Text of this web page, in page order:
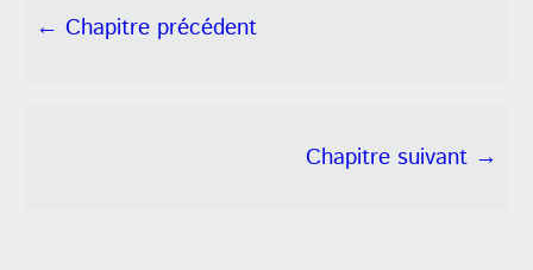
← Chapitre précédent
Chapitre suivant →